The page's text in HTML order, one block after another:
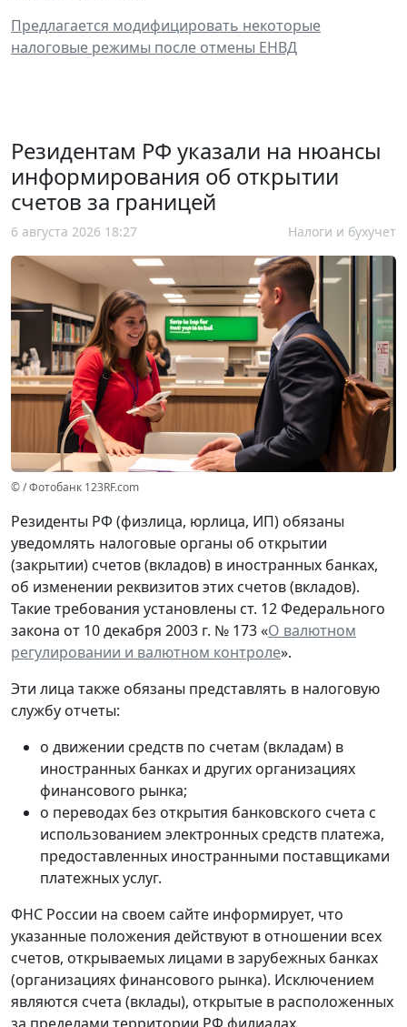
Предлагается модифицировать некоторые
налоговые режимы после отмены ЕНВД
Резидентам РФ указали на нюансы
информирования об открытии
счетов за границей
6 августа 2026 18:27 Налоги и бухучет
© / Фотобанк 123RF.com
Резиденты РФ (физлица, юрлица, ИП) обязаны
уведомлять налоговые органы об открытии
(закрытии) счетов (вкладов) в иностранных банках,
об изменении реквизитов этих счетов (вкладов).
Такие требования установлены ст. 12 Федерального
закона от 10 декабря 2003 г. № 173 «О валютном
регулировании и валютном контроле».
Эти лица также обязаны представлять в налоговую
службу отчеты:
о движении средств по счетам (вкладам) в
иностранных банках и других организациях
финансового рынка;
о переводах без открытия банковского счета с
использованием электронных средств платежа,
предоставленных иностранными поставщиками
платежных услуг.
ФНС России на своем сайте информирует, что
указанные положения действуют в отношении всех
счетов, открываемых лицами в зарубежных банках
(организациях финансового рынка). Исключением
являются счета (вклады), открытые в расположенных